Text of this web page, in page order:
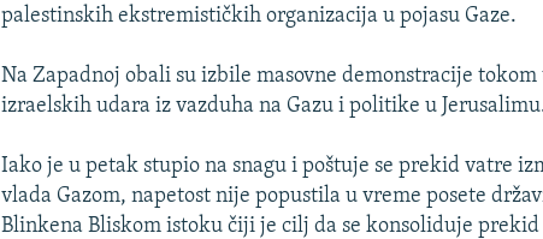
Auto 240p 360p
720p 1080p
palestinskih ekstremističkih organizacija u pojasu Gaze.
Na Zapadnoj obali su izbile masovne demonstracije
izraelskih udara iz vazduha na Gazu i politike u
Iako je u petak stupio na snagu i poštuje se prekid vatre
vlada Gazom, napetost nije popustila u vreme posete
Blinkena Bliskom istoku čiji je cilj da se konsoliduje